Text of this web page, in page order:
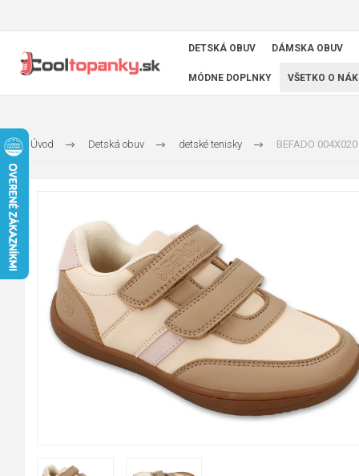
DETSKÁ OBUV DÁMSKA OBUV
MÓDNE DOPLNKY VŠETKO O
Úvod Detská obuv detské tenisky BEFADO